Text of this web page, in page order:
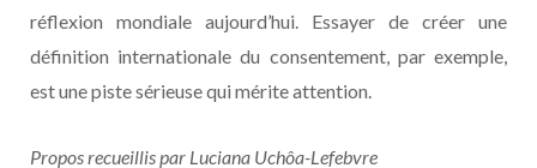
réflexion mondiale aujourd’hui. Essayer de créer une
définition internationale du consentement, par exemple,
est une piste sérieuse qui mérite attention.
Propos recueillis par Luciana Uchôa-Lefebvre